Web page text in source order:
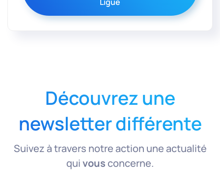
Découvrez une
newsletter différente
Suivez à travers notre action une actualité
quivousconcerne.